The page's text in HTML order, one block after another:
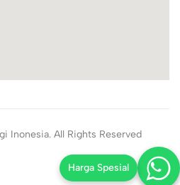
Inonesia. All Rights Reserved
Harga Spesial